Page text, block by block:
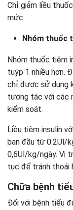
Chỉ giảm liều
mức.
Nhóm thuốc
Nhóm thuốc tiêm
tuýp 1 nhiều hơn.
chỉ được sử dụng
tương tác với các
kiểm soát.
Liều tiêm insulin
ban đầu từ 0.2Ul/
0,6Ul/kg/ngày. Vị
tục để tránh thoái
Chữa bệnh
Đối với bệnh tiểu